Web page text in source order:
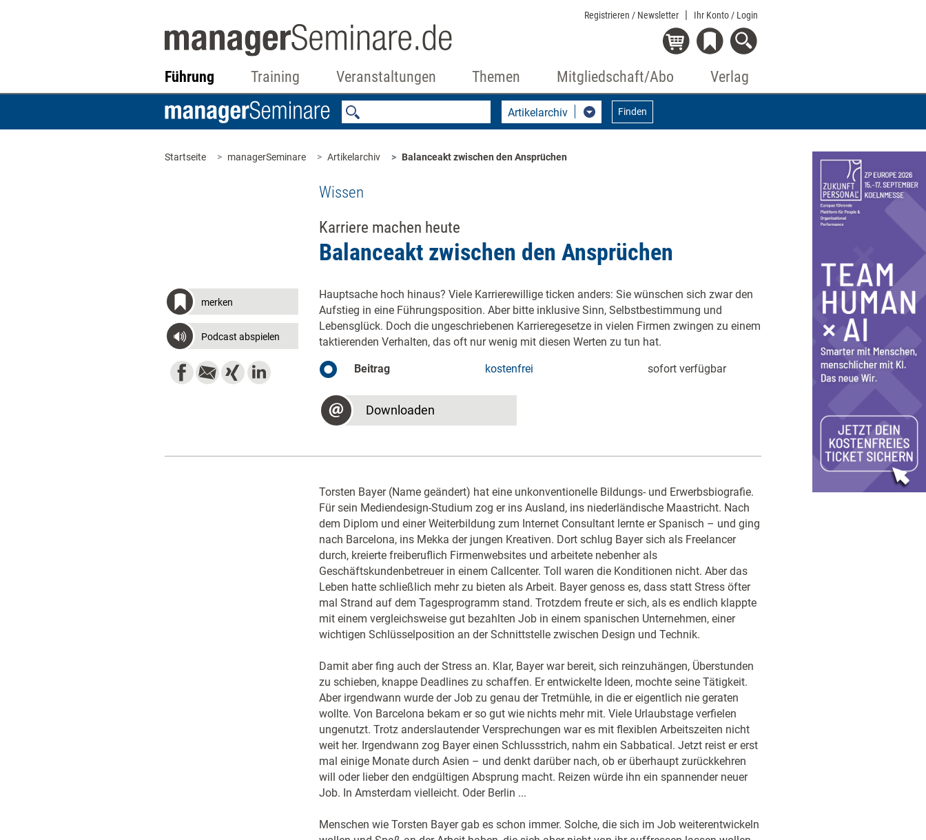
Registrieren / Newsletter Ihr Konto / Login
Führung Training Veranstaltungen Themen Mitgliedschaft/Abo Verlag
Artikelarchiv Finden
Startseite managerSeminare Artikelarchiv Balanceakt zwischen den Ansprüchen
Wissen
Karriere machen heute
Balanceakt zwischen den Ansprüchen
merken
Podcast abspielen
Hauptsache hoch hinaus? Viele Karrierewillige ticken anders: Sie wünschen sich zwar den
Aufstieg in eine Führungsposition. Aber bitte inklusive Sinn, Selbstbestimmung und
Lebensglück. Doch die ungeschriebenen Karrieregesetze in vielen Firmen zwingen zu einem
taktierenden Verhalten, das oft nur wenig mit diesen Werten zu tun hat.
Beitrag kostenfrei sofort verfügbar
Downloaden
Torsten Bayer (Name geändert) hat eine unkonventionelle Bildungs- und Erwerbsbiografie.
Für sein Mediendesign-Studium zog er ins Ausland, ins niederländische Maastricht. Nach
dem Diplom und einer Weiterbildung zum Internet Consultant lernte er Spanisch – und ging
nach Barcelona, ins Mekka der jungen Kreativen. Dort schlug Bayer sich als Freelancer
durch, kreierte freiberuflich Firmenwebsites und arbeitete nebenher als
Geschäftskundenbetreuer in einem Callcenter. Toll waren die Konditionen nicht. Aber das
Leben hatte schließlich mehr zu bieten als Arbeit. Bayer genoss es, dass statt Stress öfter
mal Strand auf dem Tagesprogramm stand. Trotzdem freute er sich, als es endlich klappte
mit einem vergleichsweise gut bezahlten Job in einem spanischen Unternehmen, einer
wichtigen Schlüsselposition an der Schnittstelle zwischen Design und Technik.
Damit aber fing auch der Stress an. Klar, Bayer war bereit, sich reinzuhängen, Überstunden
zu schieben, knappe Deadlines zu schaffen. Er entwickelte Ideen, mochte seine Tätigkeit.
Aber irgendwann wurde der Job zu genau der Tretmühle, in die er eigentlich nie geraten
wollte. Von Barcelona bekam er so gut wie nichts mehr mit. Viele Urlaubstage verfielen
ungenutzt. Trotz anderslautender Versprechungen war es mit flexiblen Arbeitszeiten nicht
weit her. Irgendwann zog Bayer einen Schlussstrich, nahm ein Sabbatical. Jetzt reist er erst
mal einige Monate durch Asien – und denkt darüber nach, ob er überhaupt zurückkehren
will oder lieber den endgültigen Absprung macht. Reizen würde ihn ein spannender neuer
Job. In Amsterdam vielleicht. Oder Berlin ...
Menschen wie Torsten Bayer gab es schon immer. Solche, die sich im Job weiterentwickeln